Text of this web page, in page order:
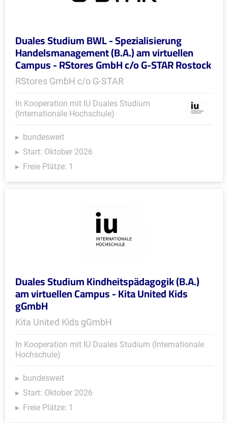
Duales Studium BWL - Spezialisierung
Handelsmanagement (B.A.) am virtuellen
Campus - RStores GmbH c/o G-STAR Rostock
RStores GmbH c/o G-STAR
In Kooperation mit IU Duales Studium
(Internationale Hochschule)
bundesweit
Start: Oktober 2026
Freie Plätze: 1
Duales Studium Kindheitspädagogik (B.A.)
am virtuellen Campus - Kita United Kids
gGmbH
Kita United Kids gGmbH
In Kooperation mit IU Duales Studium (Internationale
Hochschule)
bundesweit
Start: Oktober 2026
Freie Plätze: 1